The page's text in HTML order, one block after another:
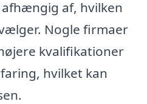
af, hvilken
Nogle firmaer
kvalifikationer
hvilket kan